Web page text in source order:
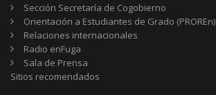
Sección Secretaría de Cogobierno
Orientación a Estudiantes de Grado (PROREn)
Relaciones internacionales
Radio enFuga
Sala de Prensa
Sitios
Sitios recomendados